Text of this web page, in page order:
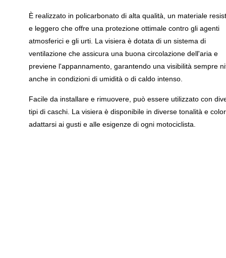
È realizzato in policarbonato di alta qualità, un materiale
e leggero che offre una protezione ottimale contro gli agenti
atmosferici e gli urti. La visiera è dotata di un sistema di
ventilazione che assicura una buona circolazione dell'aria e
previene l'appannamento, garantendo una visibilità sempre
anche in condizioni di umidità o di caldo intenso.
Facile da installare e rimuovere, può essere utilizzato con
tipi di caschi. La visiera è disponibile in diverse tonalità e
adattarsi ai gusti e alle esigenze di ogni motociclista.